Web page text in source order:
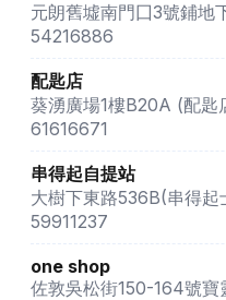
元朗舊墟南門囗3號鋪地
54216886
配匙店
葵湧廣場1樓B20A (配匙
61616671
串得起自提站
大樹下東路536B(串得起
59911237
one shop
佐敦吳松街150-164號寶